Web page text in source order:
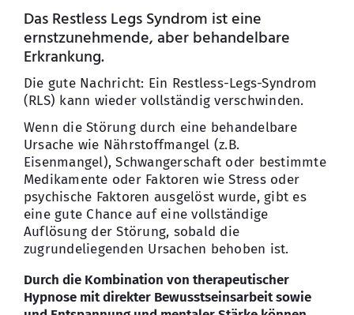
Das Restless Legs Syndrom ist eine
ernstzunehmende, aber behandelbare
Erkrankung.
Die gute Nachricht: Ein Restless-Legs-Syndrom
(RLS) kann wieder vollständig verschwinden.
Wenn die Störung durch eine behandelbare
Ursache wie Nährstoffmangel (z.B.
Eisenmangel), Schwangerschaft oder bestimmte
Medikamente oder Faktoren wie Stress oder
psychische Faktoren ausgelöst wurde, gibt es
eine gute Chance auf eine vollständige
Auflösung der Störung, sobald die
zugrundeliegenden Ursachen behoben ist.
Durch die Kombination von therapeutischer
Hypnose mit direkter Bewusstseinsarbeit sowie